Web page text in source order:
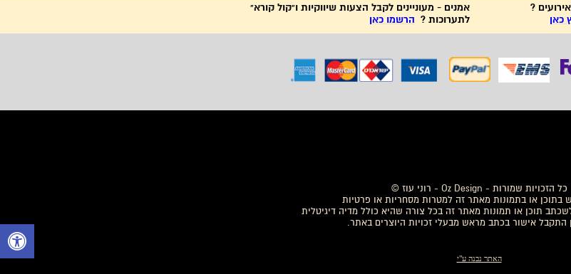
כל הזכויות שמורות - Oz Design - רוני עוז ©
בתוכן או בתמונות מאתר זה למטרות מסחריות או פרטיות
תוכן או תמונות מאתר זה בכל צורה שהיא כולל מדיה דיגיטלית
התקבל אישור בכתב מראש מבעלי זכויות היוצרים באתר.
?
כאן
אמנים - מעוניינים לקבל הצעות שיווקיות ו"קול קורא"
לתערוכות ? הרשמו כאן
האתר נבנה ע"י